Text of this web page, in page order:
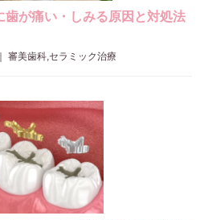
歯が痛い・しみる原因と対処法
｜ 審美歯科,セラミック治療